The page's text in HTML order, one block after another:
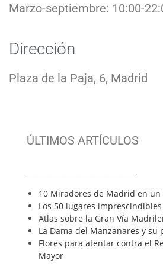
Marzo-septiembre: 10:00-
Dirección
Plaza de la Paja, 6, Madrid
ÚLTIMOS ARTÍCULOS
10 Miradores de Madrid en un
Los 50 lugares
Atlas sobre la Gran Vía
La Dama del Manzanares y
Flores para atentar contra el
Mayor